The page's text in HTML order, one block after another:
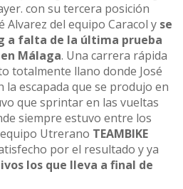
con su tercera posición
Alvarez del equipo Caracol y se
a falta de la última prueba
Málaga. Una carrera rápida
totalmente llano donde José
escapada que se produjo en
que sprintar en las vueltas
siempre estuvo entre los
Utrerano TEAMBIKE
por el resultado y ya
los que lleva a final de